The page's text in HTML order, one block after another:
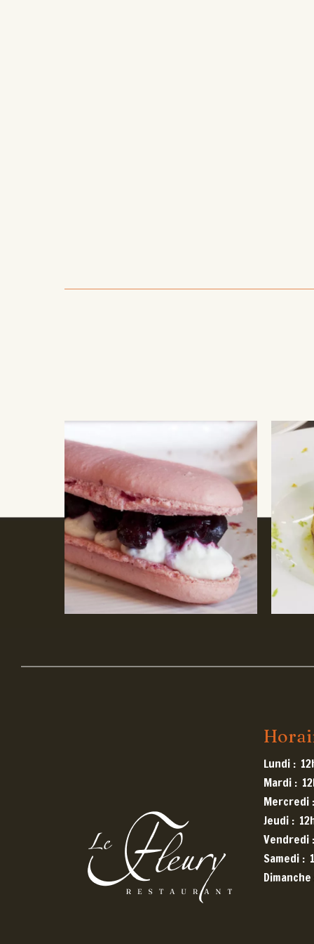
Lundi :
Mardi :
Mercredi :
Jeudi :
Vendredi :
Samedi :
Dimanche